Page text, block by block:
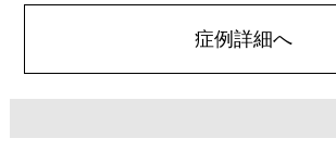
顔の脂肪吸引箇所の追加 1ヶ所ごと+162,800円(税込)
オプション：笑気麻酔 3,300円(税込)
症例詳細へ